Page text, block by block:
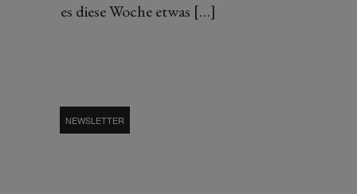
es diese Woche etwas […]
NEWSLETTER